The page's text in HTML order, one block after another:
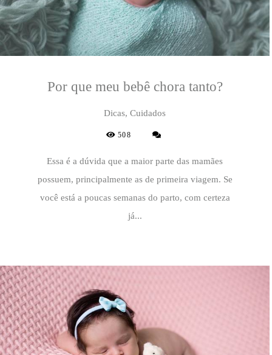
Por que meu bebê chora tanto?
Dicas, Cuidados
508
Essa é a dúvida que a maior parte das mamães
possuem, principalmente as de primeira viagem. Se
você está a poucas semanas do parto, com certeza
já...